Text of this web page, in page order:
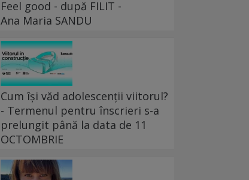
Feel good - după FILIT -
Ana Maria SANDU
Cum își văd adolescenții viitorul?
- Termenul pentru înscrieri s-a
prelungit până la data de 11
OCTOMBRIE